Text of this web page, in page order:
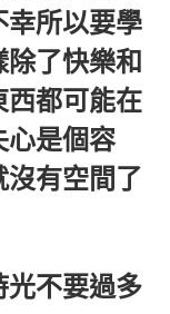
幸所以要學
了快樂和
西都可能在
心是個容
有空間了
光不要過多